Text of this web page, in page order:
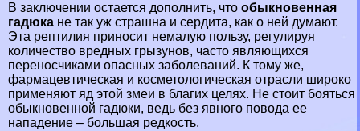
В заключении остается дополнить, что обыкновенная
гадюка не так уж страшна и сердита, как о ней думают.
Эта рептилия приносит немалую пользу, регулируя
количество вредных грызунов, часто являющихся
переносчиками опасных заболеваний. К тому же,
фармацевтическая и косметологическая отрасли широко
применяют яд этой змеи в благих целях. Не стоит бояться
обыкновенной гадюки, ведь без явного повода ее
нападение – большая редкость.